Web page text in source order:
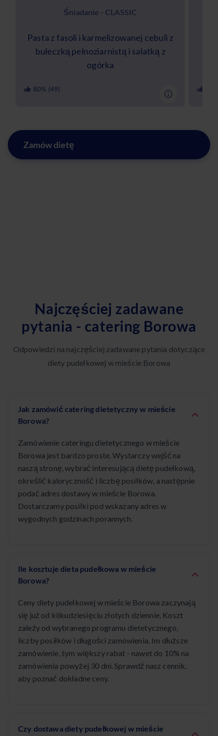
Śniadanie - CLASSIC
Pasta z fasoli i karmelizowanej cebuli z
bułeczką pełnoziarnistą i sałatką z
ogórka
80% (49)
Zamów dietę
Najczęściej zadawane
pytania - catering Borowa
Odpowiedzi na najczęściej zadawane pytania dotyczące
diety pudełkowej w mieście Borowa
Jak zamówić catering dietetyczny w mieście
Borowa?
Zamówienie cateringu dietetycznego w mieście
Borowa jest bardzo proste. Wystarczy wejść na
naszą stronę, wybrać interesującą dietę pudełkową,
określić kaloryczność i liczbę posiłków, a następnie
podać adres dostawy w mieście Borowa.
Dostarczamy posiłki pod wskazany adres w
wygodnych godzinach porannych.
Ile kosztuje dieta pudełkowa w mieście
Borowa?
Ceny diety pudełkowej w mieście Borowa zaczynają
się już od kilkudziesięciu złotych dziennie. Koszt
zależy od wybranego programu dietetycznego,
liczby posiłków i długości zamówienia. Im dłuższe
zamówienie, tym większy rabat - nawet do 10% na
zamówienia powyżej 30 dni. Sprawdź nasz cennik,
aby poznać dokładne ceny.
Czy dostawa diety pudełkowej w mieście